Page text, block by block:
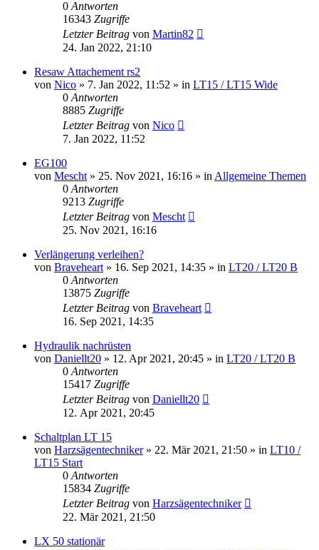
0 Antworten
16343 Zugriffe
Letzter Beitrag von Martin82
24. Jan 2022, 21:10
Resaw Attachement rs2
von Nico » 7. Jan 2022, 11:52 » in LT15 / LT15 Wide
0 Antworten
8885 Zugriffe
Letzter Beitrag von Nico
7. Jan 2022, 11:52
EG100
von Mescht » 25. Nov 2021, 16:16 » in Allgemeine Themen
0 Antworten
9213 Zugriffe
Letzter Beitrag von Mescht
25. Nov 2021, 16:16
Verlängerung verleihen?
von Braveheart » 16. Sep 2021, 14:35 » in LT20 / LT20 B
0 Antworten
13875 Zugriffe
Letzter Beitrag von Braveheart
16. Sep 2021, 14:35
Hydraulik nachrüsten
von Daniellt20 » 12. Apr 2021, 20:45 » in LT20 / LT20 B
0 Antworten
15417 Zugriffe
Letzter Beitrag von Daniellt20
12. Apr 2021, 20:45
Schaltplan LT 15
von Harzsägentechniker» 22. Mär 2021, 21:50 » in LT10 /
LT15 Start
0 Antworten
15834 Zugriffe
Letzter Beitrag von Harzsägentechniker
22. Mär 2021, 21:50
LX 50 stationär